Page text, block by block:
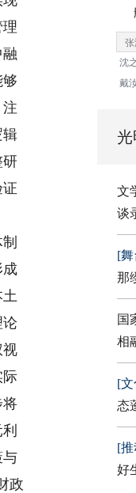
辑
研
成
视
际
将
与
政
沈
戴
光
文
谈
[
那
国
相
[
态
[
好